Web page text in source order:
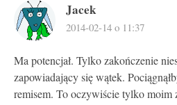
Jacek
2014-02-14 o 11:37
Ma potencjał. Tylko zakończenie
zapowiadający się wątek.
remisem. To oczywiście tylko moim